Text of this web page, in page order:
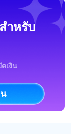
ำหรับ
เงิน